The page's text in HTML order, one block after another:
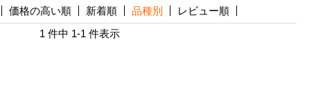
価格の高い順 新着順 品種別
レビュー順
1 件中 1-1 件表示